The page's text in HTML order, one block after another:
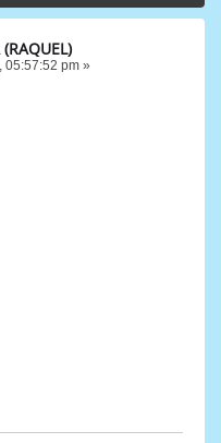
05:57:52 pm »